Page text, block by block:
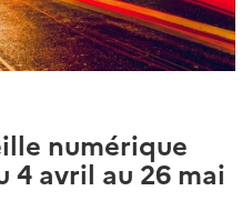
numérique
4 avril au 26 mai